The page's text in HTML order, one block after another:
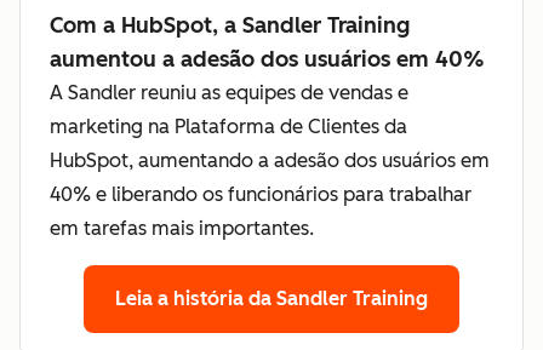
Com a HubSpot, a Sandler Training
aumentou a adesão dos usuários em 40%
A Sandler reuniu as equipes de vendas e
marketing na Plataforma de Clientes da
HubSpot, aumentando a adesão dos usuários em
40% e liberando os funcionários para trabalhar
em tarefas mais importantes.
Leia a história da Sandler Training